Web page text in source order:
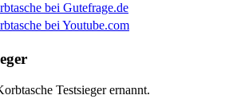
bei Gutefrage.de
bei Youtube.com
Testsieger ernannt.